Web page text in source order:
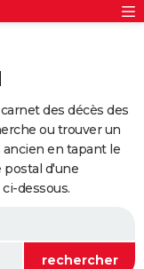
des décès des
ou trouver un
ancien en tapant le
postal d'une
dessous.